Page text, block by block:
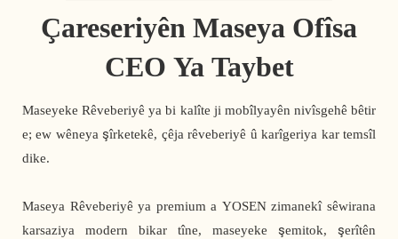
Çareseriyên Maseya Ofîsa
CEO Ya Taybet
Maseyeke Rêveberiyê ya bi kalîte ji mobîlyayên nivîsgehê bêtir
e; ew wêneya şîrketekê, çêja rêveberiyê û karîgeriya kar temsîl
dike.
Maseya Rêveberiyê ya premium a YOSEN zimanekî sêwirana
karsaziya modern bikar tîne, maseyeke şemitok, şerîtên